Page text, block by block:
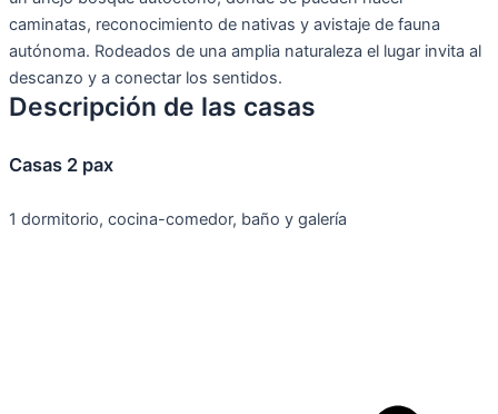
caminatas, reconocimiento de nativas y avistaje de fauna
autónoma. Rodeados de una amplia naturaleza el lugar invita al
descanzo y a conectar los sentidos.
Descripción de las casas
Casas 2 pax
1 dormitorio, cocina-comedor, baño y galería